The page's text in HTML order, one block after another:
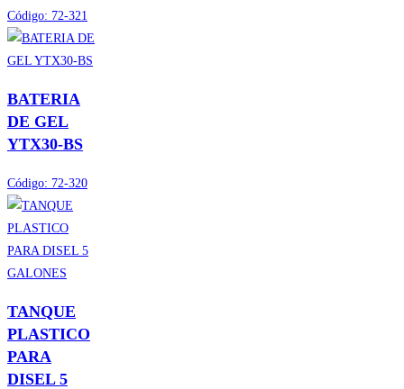
Código: 72-321
BATERIA
DE GEL
YTX30-BS
Código: 72-320
TANQUE
PLASTICO
PARA
DISEL 5